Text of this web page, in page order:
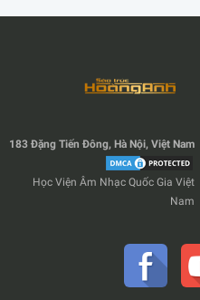
183 Đặng Tiến Đông, Hà Nội, Việt Nam
Học Viện Âm Nhạc Quốc Gia Việt
Nam